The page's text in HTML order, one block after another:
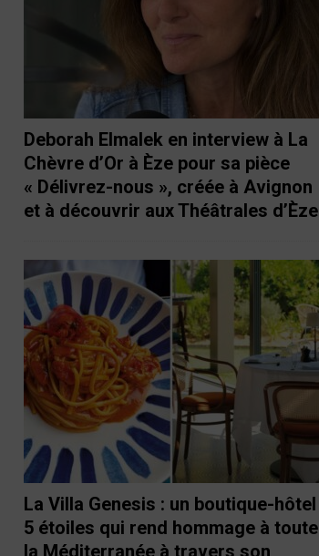
Deborah Elmalek en interview à La
Chèvre d’Or à Èze pour sa pièce
« Délivrez-nous », créée à Avignon
et à découvrir aux Théâtrales d’Èze
La Villa Genesis : un boutique-hôtel
5 étoiles qui rend hommage à toute